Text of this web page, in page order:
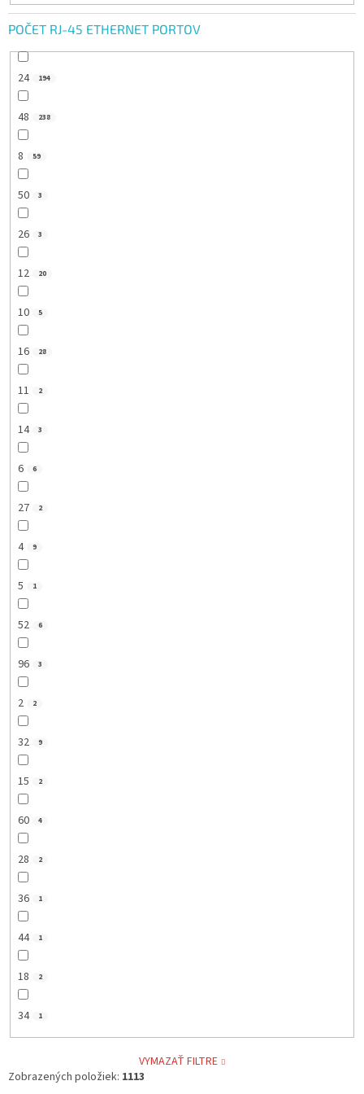
POČET RJ-45 ETHERNET PORTOV
24 194
48 238
8 59
50 3
26 3
12 20
10 5
16 28
11 2
14 3
6 6
27 2
4 9
5 1
52 6
96 3
2 2
32 9
15 2
60 4
28 2
36 1
44 1
18 2
34 1
VYMAZAŤ FILTRE
Zobrazených položiek: 1113